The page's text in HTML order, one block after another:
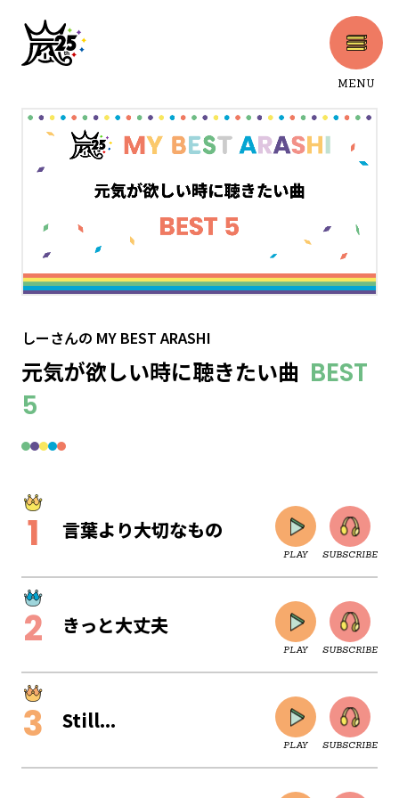
MENU
しーさんの MY BEST ARASHI
元気が欲しい時に聴きたい曲 BEST
5
言葉より大切なもの
PLAY SUBSCRIBE
きっと大丈夫
PLAY SUBSCRIBE
Still...
PLAY SUBSCRIBE